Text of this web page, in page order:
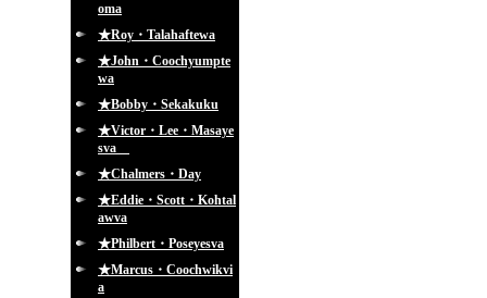
oma
★Roy・Talahaftewa
★John・Coochyumpte
wa
★Bobby・Sekakuku
★Victor・Lee・Masaye
sva
★Chalmers・Day
★Eddie・Scott・Kohtal
awva
★Philbert・Poseyesva
★Marcus・Coochwikvi
a